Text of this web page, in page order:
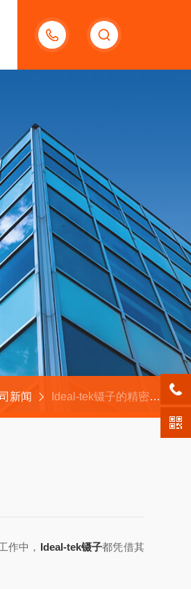
18123966210
新闻 Ideal-tek镊子的精密设计与高性能解析
作中， Ideal-tek镊子都凭借其